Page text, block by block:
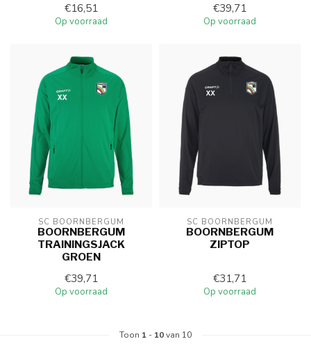
€16,51
Op voorraad
€39,71
Op voorraad
SC BOORNBERGUM
BOORNBERGUM
TRAININGSJACK
GROEN
€39,71
Op voorraad
SC BOORNBERGUM
BOORNBERGUM
ZIPTOP
€31,71
Op voorraad
Toon 1 - 10van 10